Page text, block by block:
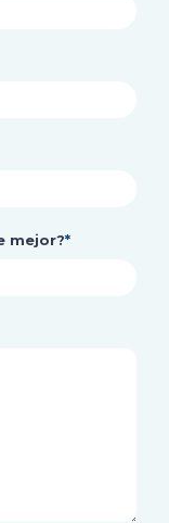
mejor?*